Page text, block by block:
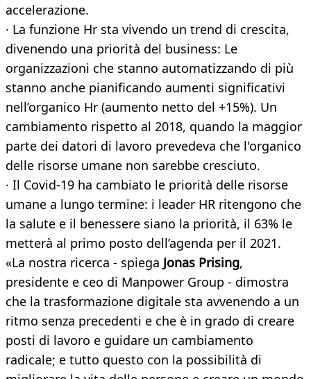
accelerazione.
· La funzione Hr sta vivendo un trend di crescita,
divenendo una priorità del business: Le
organizzazioni che stanno automatizzando di più
stanno anche pianificando aumenti significativi
nell’organico Hr (aumento netto del +15%). Un
cambiamento rispetto al 2018, quando la maggior
parte dei datori di lavoro prevedeva che l'organico
delle risorse umane non sarebbe cresciuto.
· Il Covid-19 ha cambiato le priorità delle risorse
umane a lungo termine: i leader HR ritengono che
la salute e il benessere siano la priorità, il 63% le
metterà al primo posto dell’agenda per il 2021.
«La nostra ricerca - spiega Jonas Prising,
presidente e ceo di Manpower Group - dimostra
che la trasformazione digitale sta avvenendo a un
ritmo senza precedenti e che è in grado di creare
posti di lavoro e guidare un cambiamento
radicale; e tutto questo con la possibilità di